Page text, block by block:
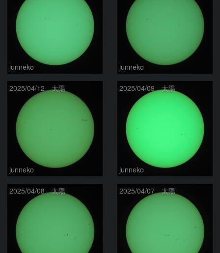
junneko junneko
2025/04/12 太陽
junneko
2025/04/09 太陽
junneko
2025/04/08 太陽 2025/04/07 太陽